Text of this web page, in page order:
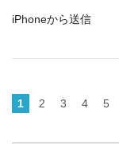
iPhoneから送信
1 2 3 4 5